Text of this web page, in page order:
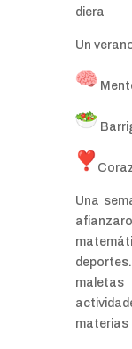
diera
Un
Una
materias